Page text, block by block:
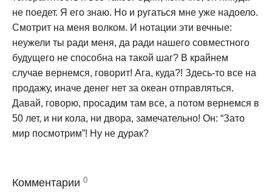
не поедет. Я его знаю. Но и ругаться мне уже надоело.
Смотрит на меня волком. И нотации эти вечные:
неужели ты ради меня, да ради нашего совместного
будущего не способна на такой шаг? В крайнем
случае вернемся, говорит! Ага, куда?! Здесь-то все на
продажу, иначе денег нет за океан отправляться.
Давай, говорю, просадим там все, а потом вернемся в
50 лет, и ни кола, ни двора, замечательно! Он: “Зато
мир посмотрим”! Ну не дурак?
Комментарии 0